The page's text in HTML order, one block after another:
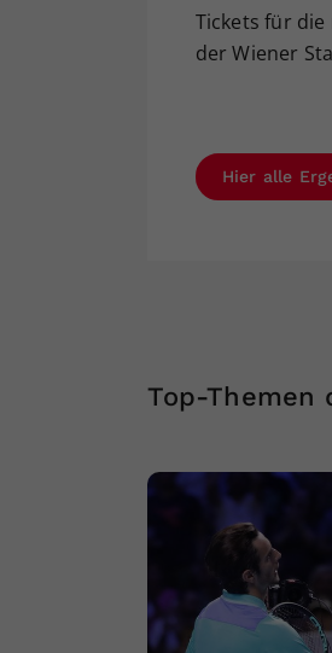
Tickets für die
der Wiener
Hier alle
Top-Themen